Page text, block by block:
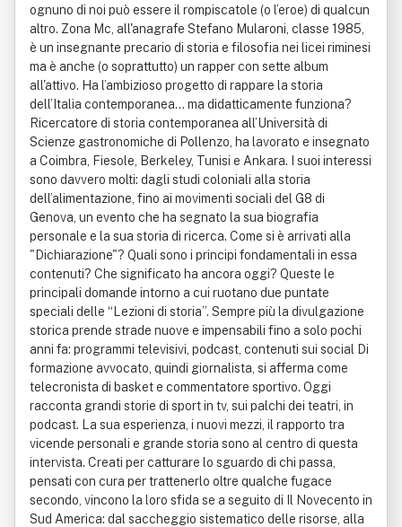
ognuno di noi può essere il rompiscatole (o l’eroe) di qualcun
altro. Zona Mc, all'anagrafe Stefano Mularoni, classe 1985,
è un insegnante precario di storia e filosofia nei licei riminesi
ma è anche (o soprattutto) un rapper con sette album
all'attivo. Ha l’ambizioso progetto di rappare la storia
dell’Italia contemporanea… ma didatticamente funziona?
Ricercatore di storia contemporanea all’Università di
Scienze gastronomiche di Pollenzo, ha lavorato e insegnato
a Coimbra, Fiesole, Berkeley, Tunisi e Ankara. I suoi interessi
sono davvero molti: dagli studi coloniali alla storia
dell’alimentazione, fino ai movimenti sociali del G8 di
Genova, un evento che ha segnato la sua biografia
personale e la sua storia di ricerca. Come si è arrivati alla
"Dichiarazione"? Quali sono i principi fondamentali in essa
contenuti? Che significato ha ancora oggi? Queste le
principali domande intorno a cui ruotano due puntate
speciali delle “Lezioni di storia”. Sempre più la divulgazione
storica prende strade nuove e impensabili fino a solo pochi
anni fa: programmi televisivi, podcast, contenuti sui social Di
formazione avvocato, quindi giornalista, si afferma come
telecronista di basket e commentatore sportivo. Oggi
racconta grandi storie di sport in tv, sui palchi dei teatri, in
podcast. La sua esperienza, i nuovi mezzi, il rapporto tra
vicende personali e grande storia sono al centro di questa
intervista. Creati per catturare lo sguardo di chi passa,
pensati con cura per trattenerlo oltre qualche fugace
secondo, vincono la loro sfida se a seguito di Il Novecento in
Sud America: dal saccheggio sistematico delle risorse, alla